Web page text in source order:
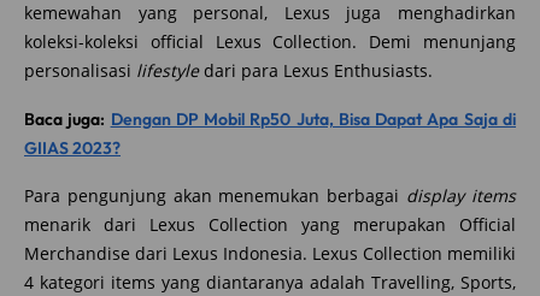
kemewahan yang personal, Lexus juga menghadirkan
koleksi-koleksi official Lexus Collection. Demi menunjang
personalisasi lifestyledari para Lexus Enthusiasts.
Baca juga: Dengan DP Mobil Rp50 Juta, Bisa Dapat Apa Saja di
GIIAS 2023?
Para pengunjung akan menemukan berbagai display items
menarik dari Lexus Collection yang merupakan Official
Merchandise dari Lexus Indonesia. Lexus Collection memiliki
4 kategori items yang diantaranya adalah Travelling, Sports,